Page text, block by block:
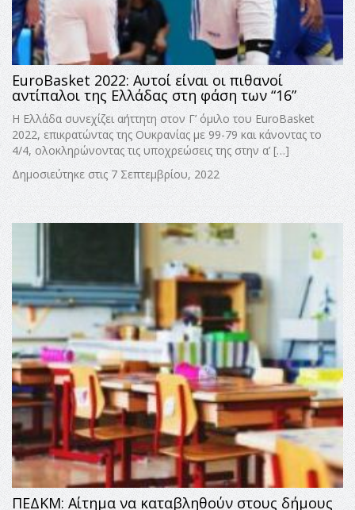
EuroBasket 2022: Αυτοί είναι οι πιθανοί
αντίπαλοι της Ελλάδας στη φάση των “16”
Η Ελλάδα συνεχίζει αήττητη στον Γ’ όμιλο του EuroBasket
2022, επικρατώντας της Ουκρανίας με 99-79 και κάνοντας το
4/4, ολοκληρώνοντας τις υποχρεώσεις της στην α’ […]
Δημοσιεύτηκε στις 7 Σεπτεμβρίου, 2022
ΠΕΔΚΜ: Αίτημα να καταβληθούν στους δήμους